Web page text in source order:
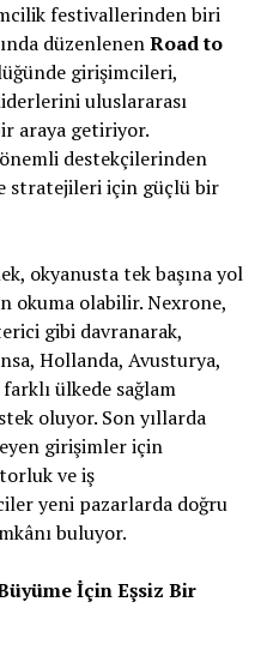
festivallerinden biri
düzenlenenRoad to
girişimcileri,
uluslararası
araya getiriyor.
destekçilerinden
stratejileri için güçlü bir
okyanusta tek başına yol
okuma olabilir. Nexrone,
gibi davranarak,
Hollanda, Avusturya,
ülkede sağlam
oluyor. Son yıllarda
girişimler için
ve iş
yeni pazarlarda doğru
buluyor.
İçin Eşsiz Bir